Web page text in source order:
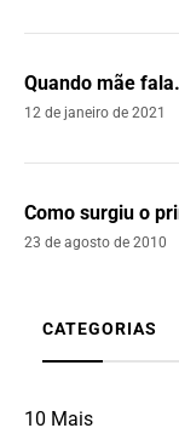
Quando mãe
12 de janeiro de 2021
Como surgiu o
23 de agosto de 2010
CATEGORIAS
10 Mais